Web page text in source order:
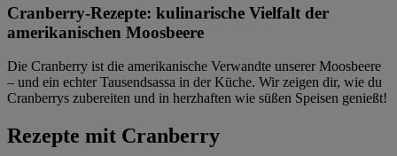
Cranberry-Rezepte: kulinarische Vielfalt der
amerikanischen Moosbeere
Die Cranberry ist die amerikanische Verwandte unserer Moosbeere
– und ein echter Tausendsassa in der Küche. Wir zeigen dir, wie du
Cranberrys zubereiten und in herzhaften wie süßen Speisen genießt!
Rezepte mit Cranberry